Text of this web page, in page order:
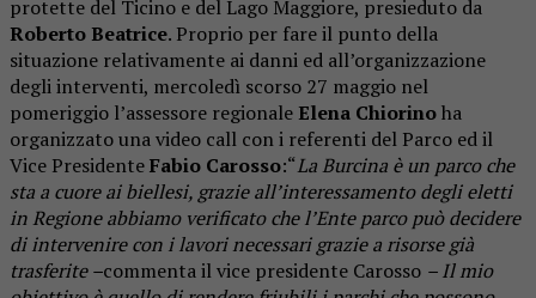
protette del Ticino e del Lago Maggiore, presieduto da
Roberto Beatrice. Proprio per fare il punto della
situazione relativamente ai danni ed all’organizzazione
degli interventi, mercoledì scorso 27 maggio nel
pomeriggio l’assessore regionale Elena Chiorinoha
organizzato una video call con i referenti del Parco ed il
Vice PresidenteFabio Carosso:“La Burcina è un parco che
sta a cuore ai biellesi, grazie all’interessamento degli eletti
in Regioneabbiamo verificato che l’Ente parco può decidere
di intervenire con i lavori necessari grazie a risorse già
trasferite –commenta il vice presidente Carosso – Il mio